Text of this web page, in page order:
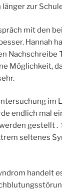
länger zur
mit den
Hannah
Nachschreibe
Möglichkeit,
im
endlich mal
gestellt .
seltenes
handelt